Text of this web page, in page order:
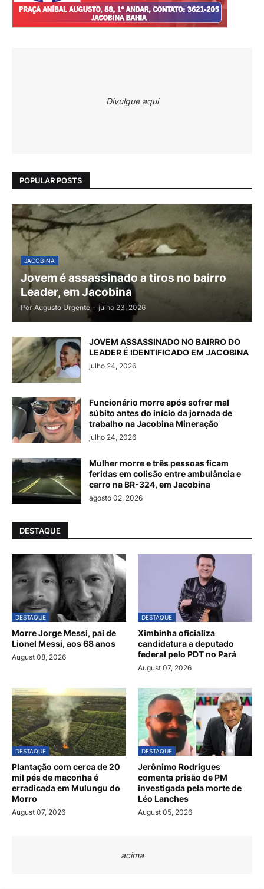
Divulgue aqui
POPULAR POSTS
JACOBINA
Jovem é assassinado a tiros no bairro
Leader, em Jacobina
Por Augusto Urgente - julho 23, 2026
JOVEM ASSASSINADO NO BAIRRO DO
LEADER É IDENTIFICADO EM JACOBINA
julho 24, 2026
Funcionário morre após sofrer mal
súbito antes do início da jornada de
trabalho na Jacobina Mineração
julho 24, 2026
Mulher morre e três pessoas ficam
feridas em colisão entre ambulância e
carro na BR-324, em Jacobina
agosto 02, 2026
DESTAQUE
DESTAQUE
Morre Jorge Messi, pai de
Lionel Messi, aos 68 anos
August 08, 2026
DESTAQUE
Ximbinha oficializa
candidatura a deputado
federal pelo PDT no Pará
August 07, 2026
DESTAQUE
Plantação com cerca de 20
mil pés de maconha é
erradicada em Mulungu do
Morro
August 07, 2026
DESTAQUE
Jerônimo Rodrigues
comenta prisão de PM
investigada pela morte de
Léo Lanches
August 05, 2026
acima